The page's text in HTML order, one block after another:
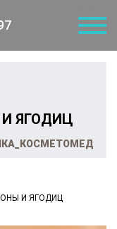
ЯГОДИЦ
И ЯГОДИЦ